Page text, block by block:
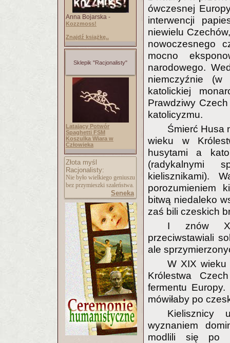
Anna Bojarska -
Kozzmoss!
Znajdź książkę..
Sklepik "Racjonalisty"
Latający Potwór
Spaghetti FSM
Koszulka Wiara w
Człowieka
Złota myśl
Racjonalisty:
Nie było wielkiego geniuszu
bez przymieszki szaleństwa.
Seneka
ówczesnej
interwencji
niewielu
nowoczesnego
mocno
narodowego.
niemczyźnie
katolickiej
Prawdziwy
katolicyzmu.
Śmierć Husa
wieku w
husytami a
(radykalnymi
kielisznikami).
porozumieniem
bitwą niedaleko
zaś bili czeskich
I znów
przeciwstawiali
ale
W XIX wieku
Królestwa
fermentu
mówiłaby po
Kielisznicy
wyznaniem
modlili się po